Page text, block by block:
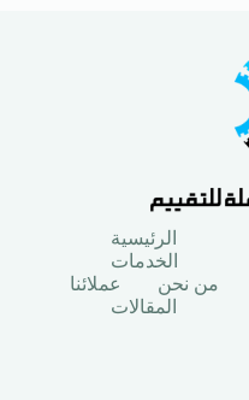
الرئيسية
الخدمات
من نحن
عملائنا
المقالات